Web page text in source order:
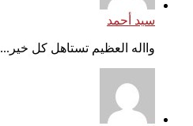
سيد أحمد
وااله العظيم تستاهل كل خير...